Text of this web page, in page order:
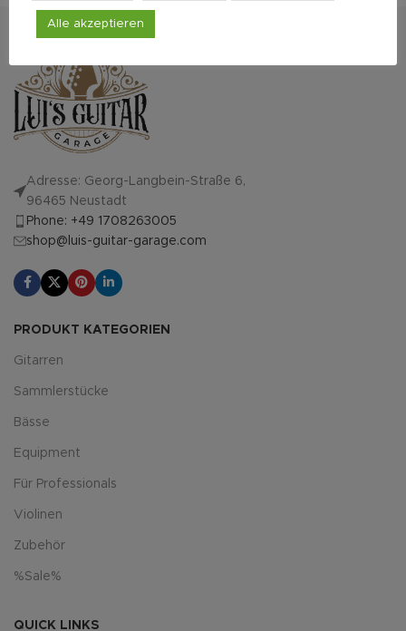
vertrauenswürdig!
Adresse: Georg-Langbein-Straße 6,
96465 Neustadt
Phone: +49 1708263005
shop@luis-guitar-garage.com
PRODUKT KATEGORIEN
Gitarren
Sammlerstücke
Bässe
Equipment
Für Professionals
Violinen
Zubehör
%Sale%
QUICK LINKS
Alle akzeptieren